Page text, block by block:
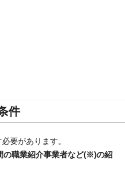
件
要があります。
の職業紹介事業者など(※)の紹